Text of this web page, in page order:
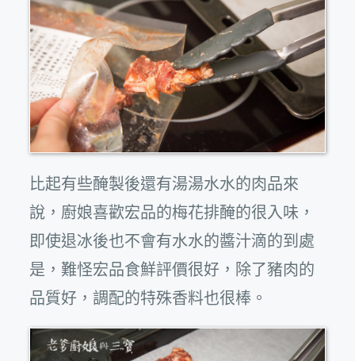
比起有些醃製後還有湯湯水水的肉品來
說，廚娘喜歡宏品的梅花排醃的很入味，
即使退冰後也不會有水水的醬汁滴的到處
是，難怪宏品食鮮評價很好，除了豬肉的
品質好，調配的特殊香料也很棒。